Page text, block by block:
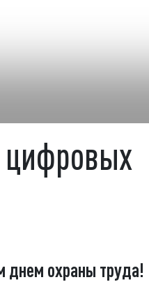
цифровых
днем охраны труда!